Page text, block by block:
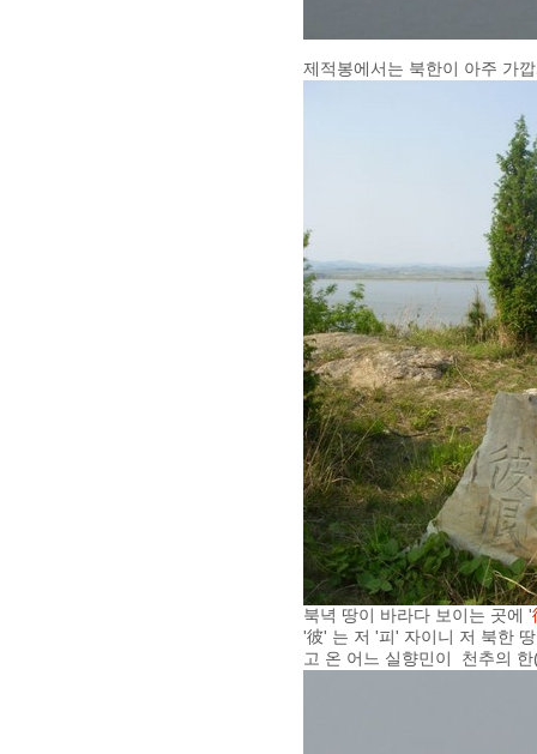
제적봉에서는 북한이 아주 가
북녁 땅이 바라다 보이는 곳에 '
'彼' 는 저 '피' 자이니 저 북한
고 온 어느 실향민이 천추의